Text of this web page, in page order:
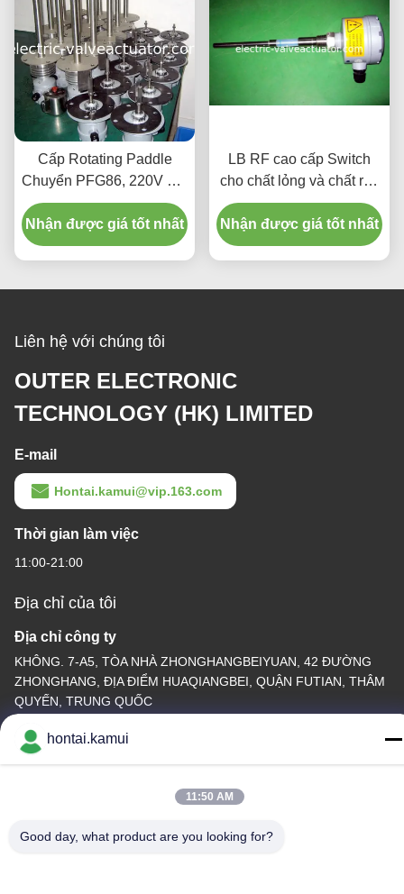
Cấp Rotating Paddle
Chuyển PFG86, 220V AC
/ 110V cho ngũ cốc, thức
ăn, mùn cưa, nhựa
Nhận được giá tốt nhất
LB RF cao cấp Switch
cho chất lỏng và chất rắn
khô số lượng lớn, nhiệt
độ cao
Nhận được giá tốt nhất
Liên hệ với chúng tôi
OUTER ELECTRONIC
TECHNOLOGY (HK) LIMITED
E-mail
Hontai.kamui@vip.163.com
Thời gian làm việc
11:00-21:00
Địa chỉ của tôi
Địa chỉ công ty
KHÔNG. 7-A5, TÒA NHÀ ZHONGHANGBEIYUAN, 42 ĐƯỜNG
ZHONGHANG, ĐỊA ĐIỂM HUAQIANGBEI, QUẬN FUTIAN, THÂM
QUYẾN, TRUNG QUỐC
Địa chỉ nhà máy
hontai.kamui
11:50 AM
Good day, what product are you looking for?